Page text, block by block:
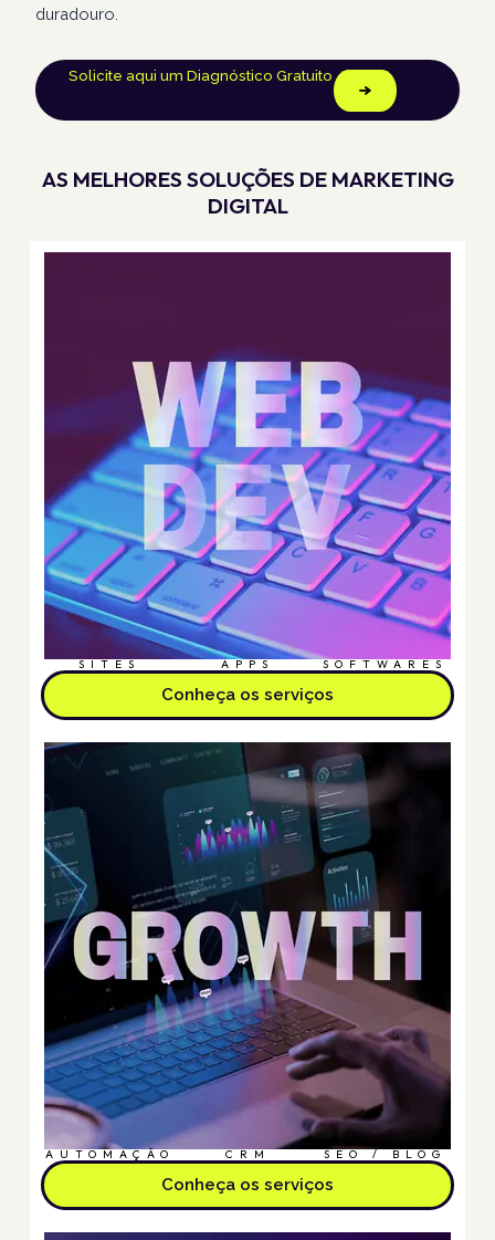
duradouro.
Solicite aqui um Diagnóstico Gratuito
AS MELHORES SOLUÇÕES DE MARKETING
DIGITAL
SITES APPS SOFTWARES
Conheça os serviços
AUTOMAÇÃO CRM SEO / BLOG
Conheça os serviços